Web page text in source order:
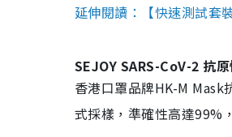
延伸閱讀：【快速測試套
SEJOY SARS-CoV-2 抗
香港口罩品牌HK-M
式採樣，準確性高達99%